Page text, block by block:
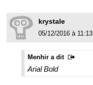
krystale
05/12/2016 à 11:13
Menhir a dit
Arial Bold